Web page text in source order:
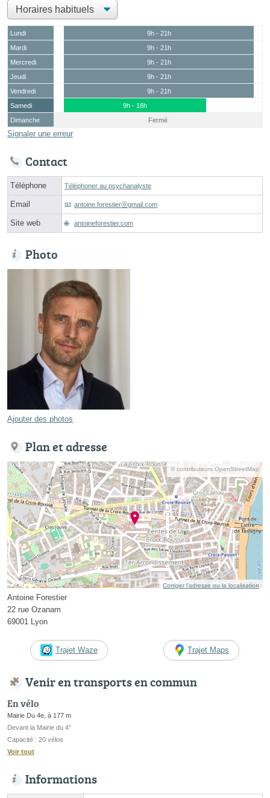
Lundi
9h - 21h
Mardi
9h - 21h
Mercredi
9h - 21h
Jeudi
9h - 21h
Vendredi
9h - 21h
Samedi
9h - 18h
Dimanche
Fermé
Signaler une erreur
Contact
Téléphone Téléphoner au psychanalyste
Email antoine.forestierⓐgmail.com
Site web antoineforestier.com
Photo
Ajouter des photos
Plan et adresse
© contributeurs OpenStreetMap
Corriger l’adresse ou la localisation
Antoine Forestier
22 rue Ozanam
69001 Lyon
Trajet Waze Trajet Maps
Venir en transports en commun
En vélo
Mairie Du 4e, à 177 m
Devant la Mairie du 4°
Capacité : 20 vélos
Voir tout
Informations